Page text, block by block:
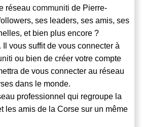
réseau communiti de Pierre-
ses leaders, ses amis, ses
et bien plus encore ?
vous suffit de vous connecter à
ou bien de créer votre compte
de vous connecter au réseau
dans le monde.
professionnel qui regroupe la
les amis de la Corse sur un même